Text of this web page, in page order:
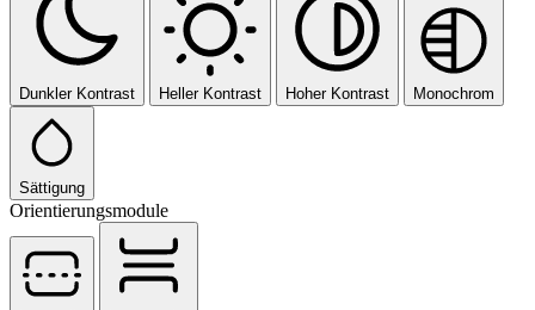
Dunkler Kontrast Heller Kontrast Hoher Kontrast Monochrom
Sättigung
Orientierungsmodule